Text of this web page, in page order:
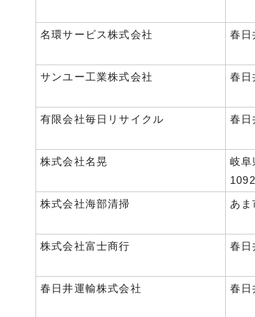
名環サービス株式会社 春日
サンユー工業株式会社 春日
有限会社毎日リサイクル 春日
株式会社名晃
岐阜
株式会社海部清掃 あ
株式会社富士商行 春日
春日井運輸株式会社 春日